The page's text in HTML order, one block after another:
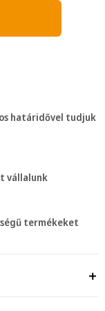
határidővel tudjuk
vállalunk
termékeket